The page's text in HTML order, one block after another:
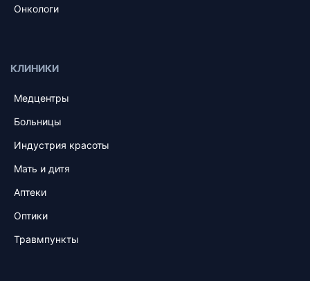
Онкологи
КЛИНИКИ
Медцентры
Больницы
Индустрия красоты
Мать и дитя
Аптеки
Оптики
Травмпункты